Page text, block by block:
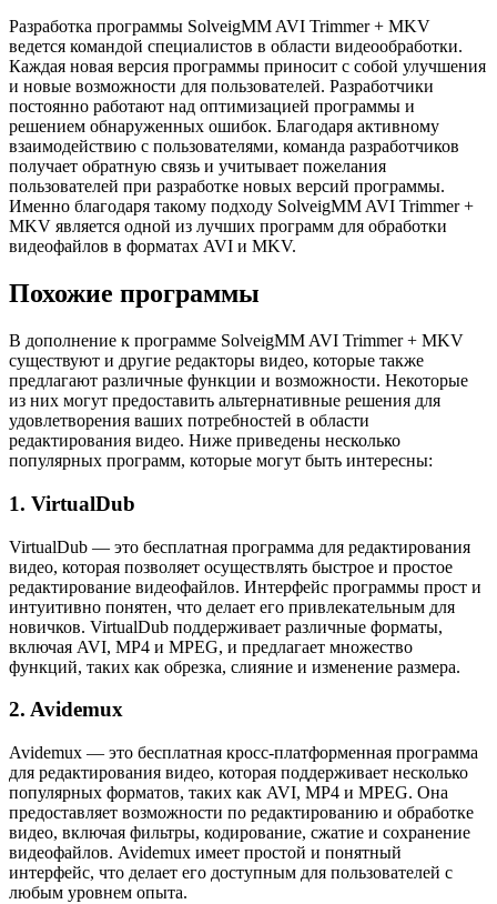
Разработка программы SolveigMM AVI Trimmer + MKV
ведется командой специалистов в области видеообработки.
Каждая новая версия программы приносит с собой улучшения
и новые возможности для пользователей. Разработчики
постоянно работают над оптимизацией программы и
решением обнаруженных ошибок. Благодаря активному
взаимодействию с пользователями, команда разработчиков
получает обратную связь и учитывает пожелания
пользователей при разработке новых версий программы.
Именно благодаря такому подходу SolveigMM AVI Trimmer +
MKV является одной из лучших программ для обработки
видеофайлов в форматах AVI и MKV.
Похожие программы
В дополнение к программе SolveigMM AVI Trimmer + MKV
существуют и другие редакторы видео, которые также
предлагают различные функции и возможности. Некоторые
из них могут предоставить альтернативные решения для
удовлетворения ваших потребностей в области
редактирования видео. Ниже приведены несколько
популярных программ, которые могут быть интересны:
1. VirtualDub
VirtualDub — это бесплатная программа для редактирования
видео, которая позволяет осуществлять быстрое и простое
редактирование видеофайлов. Интерфейс программы прост и
интуитивно понятен, что делает его привлекательным для
новичков. VirtualDub поддерживает различные форматы,
включая AVI, MP4 и MPEG, и предлагает множество
функций, таких как обрезка, слияние и изменение размера.
2. Avidemux
Avidemux — это бесплатная кросс-платформенная программа
для редактирования видео, которая поддерживает несколько
популярных форматов, таких как AVI, MP4 и MPEG. Она
предоставляет возможности по редактированию и обработке
видео, включая фильтры, кодирование, сжатие и сохранение
видеофайлов. Avidemux имеет простой и понятный
интерфейс, что делает его доступным для пользователей с
любым уровнем опыта.